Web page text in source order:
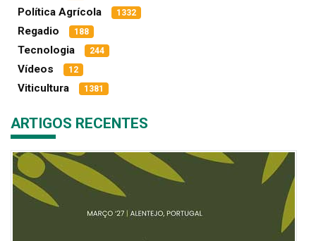
Política Agrícola 1332
Regadio 188
Tecnologia 244
Vídeos 12
Viticultura 1381
ARTIGOS RECENTES